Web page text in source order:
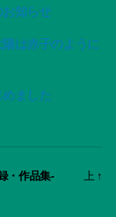
お知らせ
陽は赤子のように
ました
・作品集-
上 ↑